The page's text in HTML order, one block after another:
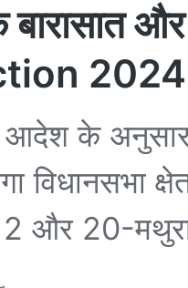
बारासात
2024
आदेश के
विधानसभा
2 और 20-